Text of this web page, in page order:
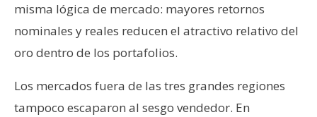
misma lógica de mercado: mayores retornos
nominales y reales reducen el atractivo relativo del
oro dentro de los portafolios.
Los mercados fuera de las tres grandes regiones
tampoco escaparon al sesgo vendedor. En